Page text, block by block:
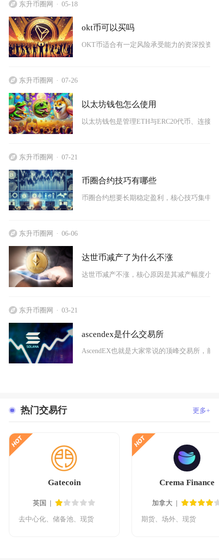
东升币圈网 05-18
okt币可以买吗
OKT币适合有一定风险承受能力的资深投资
东升币圈网 07-26
以太坊钱包怎么使用
以太坊钱包是管理ETH与ERC20代币、连接
东升币圈网 07-21
币圈合约技巧有哪些
币圈合约想要长期稳定盈利，核心技巧集中
东升币圈网 06-06
达世币减产了为什么不涨
达世币减产不涨，核心原因是其减产幅度小
东升币圈网 03-21
ascendex是什么交易所
AscendEX也就是大家常说的顶峰交易所，
热门交易行 更多+
Gatecoin
英国
去中心化、储备池、现货
Crema Finance
加拿大
期货、场外、现货